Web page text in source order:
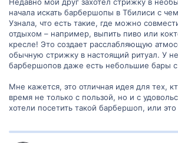
начала искать барбершопы в Тбилиси с
Узнала, что есть такие, где можно
отдыхом – например, выпить пиво или
кресле! Это создает расслабляющую
обычную стрижку в настоящий ритуал. У
барбершопов даже есть небольшие бары
Мне кажется, это отличная идея для тех,
время не только с пользой, но и с
хотели посетить такой барбершоп, или это